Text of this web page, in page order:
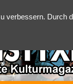
verbessern.